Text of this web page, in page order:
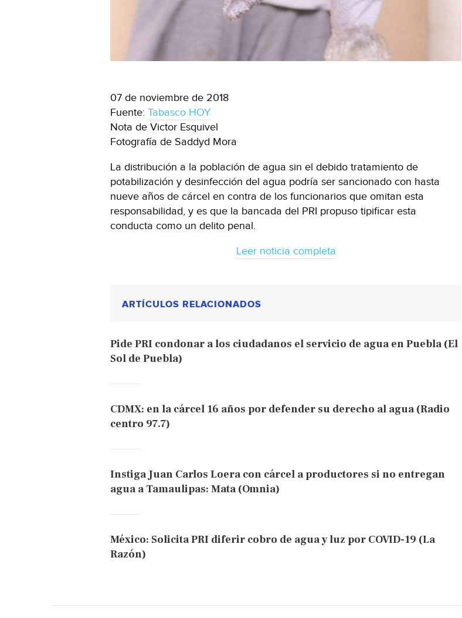
07 de noviembre de 2018
Fuente: Tabasco HOY
Nota de Victor Esquivel
Fotografía de Saddyd Mora
La distribución a la población de agua sin el debido tratamiento de
potabilización y desinfección del agua podría ser sancionado con hasta
nueve años de cárcel en contra de los funcionarios que omitan esta
responsabilidad, y es que la bancada del PRI propuso tipificar esta
conducta como un delito penal.
Leer noticia completa
ARTÍCULOS RELACIONADOS
Pide PRI condonar a los ciudadanos el servicio de agua en Puebla (El
Sol de Puebla)
CDMX: en la cárcel 16 años por defender su derecho al agua (Radio
centro 97.7)
Instiga Juan Carlos Loera con cárcel a productores si no entregan
agua a Tamaulipas: Mata (Omnia)
México: Solicita PRI diferir cobro de agua y luz por COVID-19 (La
Razón)